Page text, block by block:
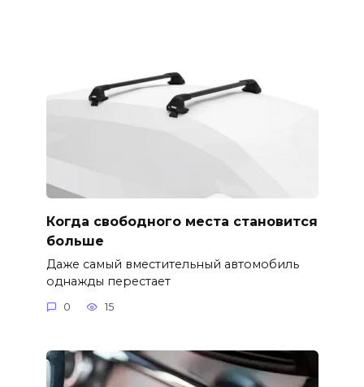
Когда свободного места становится
больше
Даже самый вместительный автомобиль
однажды перестает
0 15